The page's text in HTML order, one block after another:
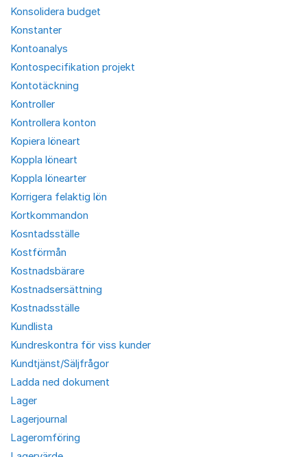
Konsolidera budget
Konstanter
Kontoanalys
Kontospecifikation projekt
Kontotäckning
Kontroller
Kontrollera konton
Kopiera löneart
Koppla löneart
Koppla lönearter
Korrigera felaktig lön
Kortkommandon
Kosntadsställe
Kostförmån
Kostnadsbärare
Kostnadsersättning
Kostnadsställe
Kundlista
Kundreskontra för viss kunder
Kundtjänst/Säljfrågor
Ladda ned dokument
Lager
Lagerjournal
Lageromföring